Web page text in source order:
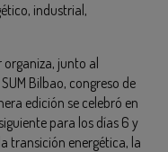
industrial,
junto al
Bilbao, congreso de
edición se celebró en
para los días 6 y
transición energética, la